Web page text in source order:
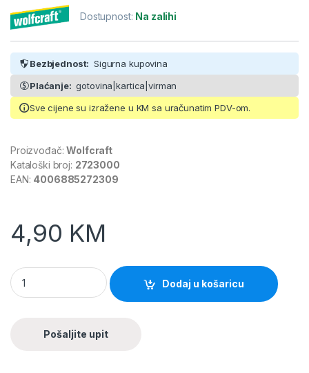
Dostupnost: Na zalihi
Bezbjednost: Sigurna kupovina
Plaćanje: gotovina|kartica|virman
Sve cijene su izražene u KM sa uračunatim PDV-om.
Proizvođač:Wolfcraft
Kataloški broj: 2723000
EAN: 4006885272309
4,90 KM
Dodaj u košaricu